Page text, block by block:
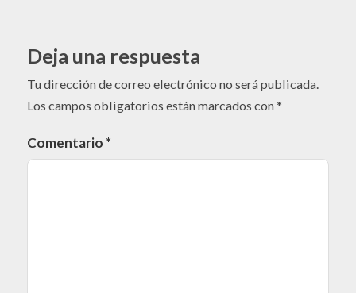
Deja una respuesta
Tu dirección de correo electrónico no será publicada.
Los campos obligatorios están marcados con*
Comentario *